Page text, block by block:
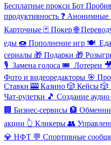
Бесплатные прокси Бот
продуктивность ❓ Анонимные
Карточные 🃏 Покер 🌐
еды 🍩 Пополнение игр 🍽
сериалы 🎁 Подарки 🎁
🎙 ️ Замена голоса 🎟 ️ Лотереи 🎥
Фото и видеоредакторы 🎯
Ставки 🎰 Казино 🎲 Кейсы 🎲
Чат-рулетки 🎵 Создание аудио
🏢 Бизнес-сервисы 🏦
акции 👆 Кликеры 👥
💎 НФТ 💬 Спортивные